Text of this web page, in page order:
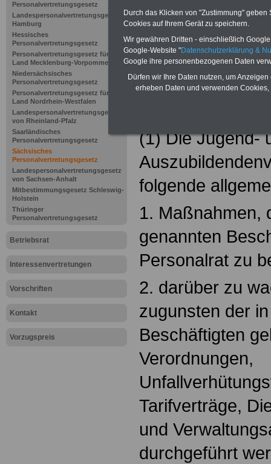
Personalvertretungsgesetz
Landespersonalvertretungsgesetz
Hamburg
Hessisches
Personalvertretungsgesetz
Personalvertretungsgesetz für das
Land Mecklenburg-Vorpommern
Niedersächsisches
Personalvertretungsgesetz
Personalvertretungsgesetz für das
Land Nordrhein-Westfalen
Landespersonalvertretungsgesetz
von Rheinland-Pfalz
Saarländisches
Personalvertretungsgesetz
Sächsisches
Personalvertretungsgesetz
Landespersonalvertretungsgesetz
von Sachsen-Anhalt
Mitbestimmungsgesetz Schleswig-
Holstein
Thüringer
Personalvertretungsgesetz
Betriebsrat
Interessenvertretungen
Vorschriften
Kontakt
Vorzugspreis
Zur Übersicht
(1) Die Jugend-
folgende
1. Maßnahmen,
genannten
Personalrat zu
2. darüber zu
zugunsten der
Beschäftigten
Verordnungen,
Tarifverträge,
und
durchgeführt
Durch das Klicken von "Zustimmung"
Cookies auf Ihrem Gerät zu speichern.
Wir gewähren Dritten - einschließlich
Google-Website "Datenschutzerklärung &
Google ihre personenbezogenen Daten
Dürfen wir Ihre Daten nutzen, um
erheben Daten und verwenden